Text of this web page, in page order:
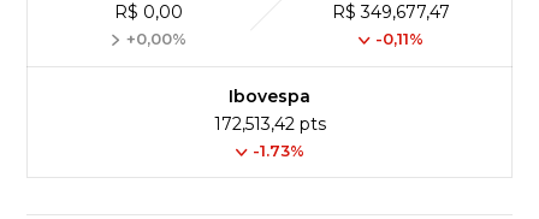
R$ 0,00
+0,00%
R$ 349,677,47
-0,11%
Ibovespa
172,513,42 pts
-1.73%